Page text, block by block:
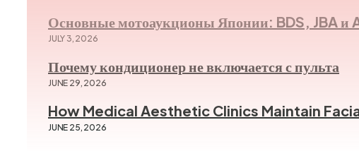
Основные мотоаукционы Японии: BDS, JBA и
JULY 3, 2026
Почему кондиционер не включается с пульта
JUNE 29, 2026
How Medical Aesthetic Clinics Maintain
JUNE 25, 2026